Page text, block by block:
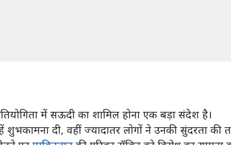
में सऊदी का शामिल होना एक बड़ा संदेश है।
दी, वहीं ज्यादातर लोगों ने उनकी सुंदरता की